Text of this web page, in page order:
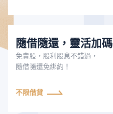
隨借隨還，靈活加碼
免賣股，股利股息不錯過，
隨借隨還免綁約！
不限借貸